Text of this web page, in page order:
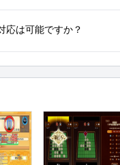
応は可能ですか？